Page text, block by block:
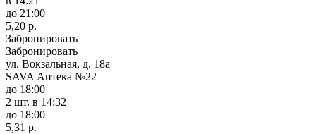
до 21:00
5,20 р.
Забронировать
Забронировать
ул. Вокзальная, д. 18а
SAVA Аптека №22
до 18:00
2 шт. в 14:32
до 18:00
5,31 р.